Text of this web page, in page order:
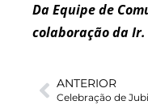
Da Equipe de
colaboração da
ANTERIOR